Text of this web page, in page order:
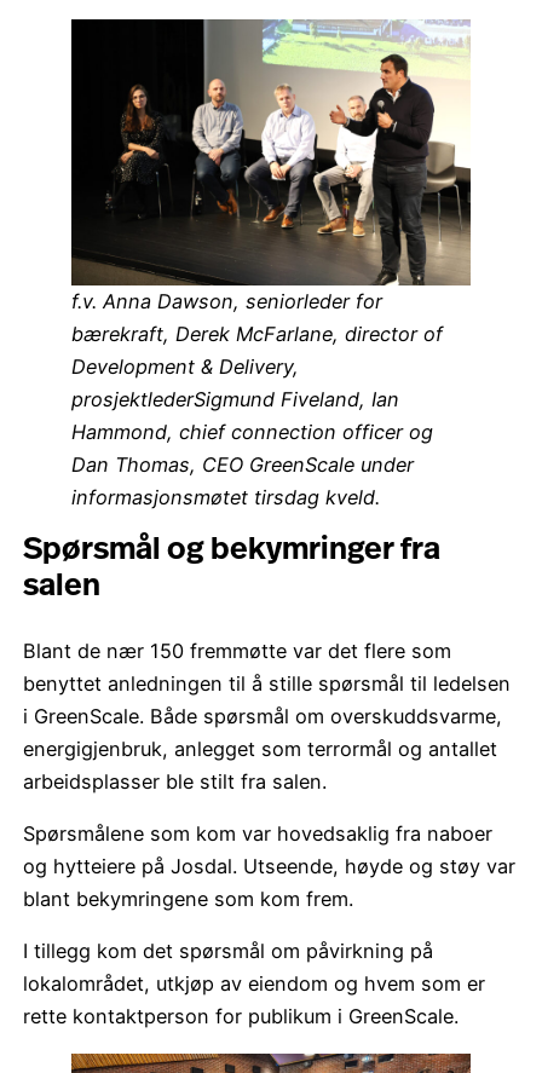
f.v. Anna Dawson, seniorleder for
bærekraft, Derek McFarlane, director of
Development & Delivery,
prosjektlederSigmund Fiveland, Ian
Hammond, chief connection officer og
Dan Thomas, CEO GreenScale under
informasjonsmøtet tirsdag kveld.
Spørsmål og bekymringer fra
salen
Blant de nær 150 fremmøtte var det flere som
benyttet anledningen til å stille spørsmål til ledelsen
i GreenScale. Både spørsmål om overskuddsvarme,
energigjenbruk, anlegget som terrormål og antallet
arbeidsplasser ble stilt fra salen.
Spørsmålene som kom var hovedsaklig fra naboer
og hytteiere på Josdal. Utseende, høyde og støy var
blant bekymringene som kom frem.
I tillegg kom det spørsmål om påvirkning på
lokalområdet, utkjøp av eiendom og hvem som er
rette kontaktperson for publikum i GreenScale.